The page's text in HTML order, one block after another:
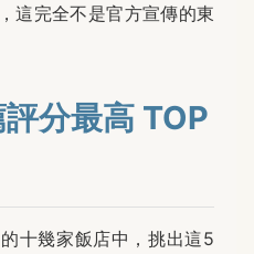
這完全不是官方宣傳的東
分最高 TOP
十幾家飯店中，挑出這5